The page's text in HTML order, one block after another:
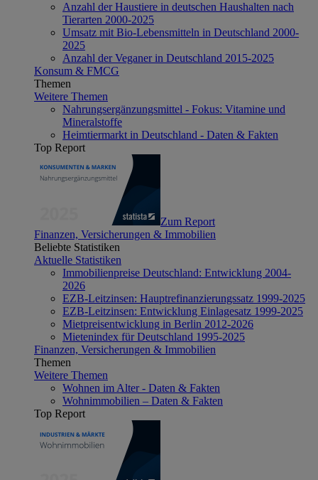
Anzahl der Haustiere in deutschen Haushalten nach
Tierarten 2000-2025
Umsatz mit Bio-Lebensmitteln in Deutschland 2000-
2025
Anzahl der Veganer in Deutschland 2015-2025
Konsum & FMCG
Themen
Weitere Themen
Nahrungsergänzungsmittel - Fokus: Vitamine und
Mineralstoffe
Heimtiermarkt in Deutschland - Daten & Fakten
Top Report
Zum Report
Finanzen, Versicherungen & Immobilien
Beliebte Statistiken
Aktuelle Statistiken
Immobilienpreise Deutschland: Entwicklung 2004-
2026
EZB-Leitzinsen: Hauptrefinanzierungssatz 1999-2025
EZB-Leitzinsen: Entwicklung Einlagesatz 1999-2025
Mietpreisentwicklung in Berlin 2012-2026
Mietenindex für Deutschland 1995-2025
Finanzen, Versicherungen & Immobilien
Themen
Weitere Themen
Wohnen im Alter - Daten & Fakten
Wohnimmobilien – Daten & Fakten
Top Report